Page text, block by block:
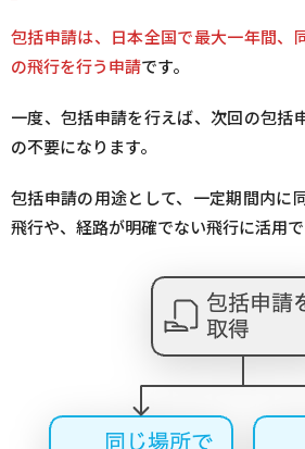
5.包括申請した飛行方法の注意
飛行させたい場所での許可
飛行計画の作成：準備は入
現地調査
飛行計画の通報は必ず実施
安全最優先でドローンを飛
飛行日誌の作成
包括申請は、日本全国で最大一年間、
の飛行を行う申請です。
一度、包括申請を行えば、次回の包括
の不要になります。
包括申請の用途として、一定期間内に
飛行や、経路が明確でない飛行に活用で